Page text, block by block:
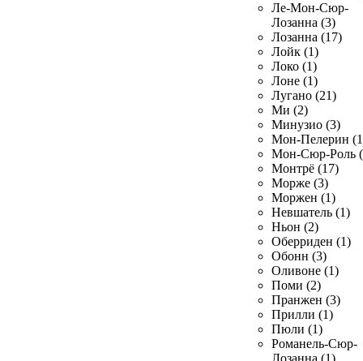
Ле-Мон-Сюр-
Лозанна (3)
Лозанна (17)
Лойк (1)
Локо (1)
Лоне (1)
Лугано (21)
Ми (2)
Минузио (3)
Мон-Пелерин
Мон-Сюр-Роль
Монтрё (17)
Морже (3)
Моржен (1)
Невшатель (1)
Ньон (2)
Оберриден (1)
Обонн (3)
Оливоне (1)
Поми (2)
Пранжен (3)
Прилли (1)
Пюли (1)
Романель-Сюр-
Лозанна (1)